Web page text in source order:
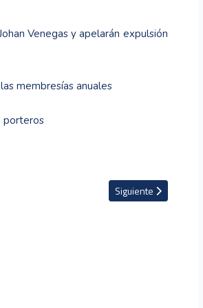
Venegas y apelarán expulsión
membresías anuales
porteros
Artículo siguiente:
Siguiente